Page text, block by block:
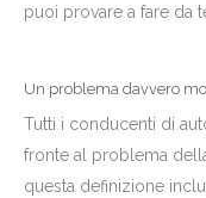
puoi provare a fare da
Un problema davvero
Tutti i conducenti di
fronte al problema
questa definizione